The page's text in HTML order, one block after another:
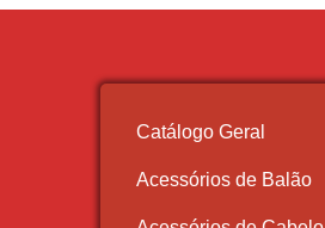
Catálogo Geral
Acessórios de Balão